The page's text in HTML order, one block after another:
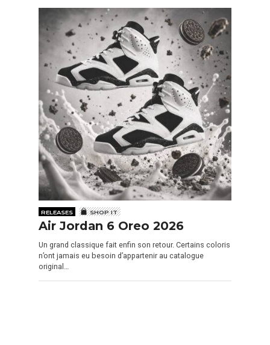
RELEASES SHOP IT
Air Jordan 6 Oreo 2026
Un grand classique fait enfin son retour. Certains coloris
n’ont jamais eu besoin d’appartenir au catalogue
original…